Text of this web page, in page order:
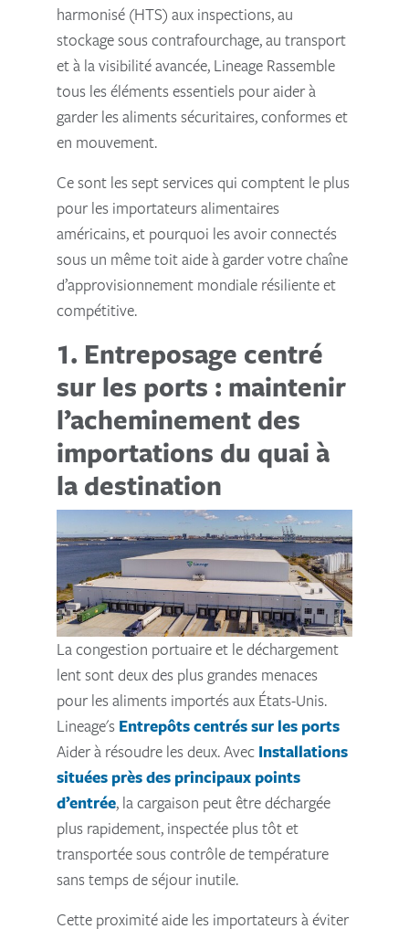
harmonisé (HTS) aux inspections, au
stockage sous contrafourchage, au transport
et à la visibilité avancée, Lineage Rassemble
tous les éléments essentiels pour aider à
garder les aliments sécuritaires, conformes et
en mouvement.
Ce sont les sept services qui comptent le plus
pour les importateurs alimentaires
américains, et pourquoi les avoir connectés
sous un même toit aide à garder votre chaîne
d’approvisionnement mondiale résiliente et
compétitive.
1. Entreposage centré
sur les ports : maintenir
l’acheminement des
importations du quai à
la destination
La congestion portuaire et le déchargement
lent sont deux des plus grandes menaces
pour les aliments importés aux États-Unis.
Lineage's Entrepôts centrés sur les ports
Aider à résoudre les deux. Avec Installations
situées près des principaux points
d’entrée, la cargaison peut être déchargée
plus rapidement, inspectée plus tôt et
transportée sous contrôle de température
sans temps de séjour inutile.
Cette proximité aide les importateurs à éviter